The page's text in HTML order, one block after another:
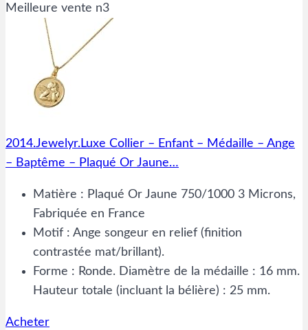
Meilleure vente n3
2014.Jewelyr.Luxe Collier – Enfant – Médaille – Ange
– Baptême – Plaqué Or Jaune…
Matière : Plaqué Or Jaune 750/1000 3 Microns,
Fabriquée en France
Motif : Ange songeur en relief (finition
contrastée mat/brillant).
Forme : Ronde. Diamètre de la médaille : 16 mm.
Hauteur totale (incluant la bélière) : 25 mm.
Acheter